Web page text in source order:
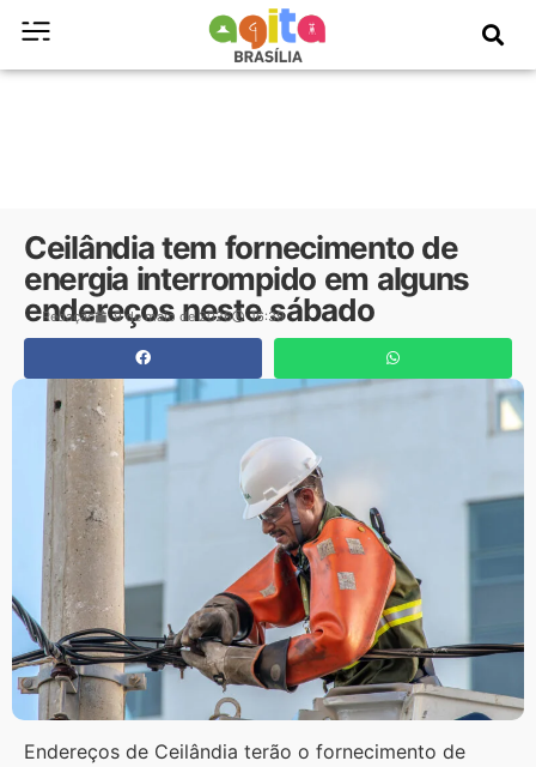
Ceilândia tem fornecimento de
energia interrompido em alguns
endereços neste sábado
Redação 9 de maio de 2026 16:39
Endereços de Ceilândia terão o fornecimento de